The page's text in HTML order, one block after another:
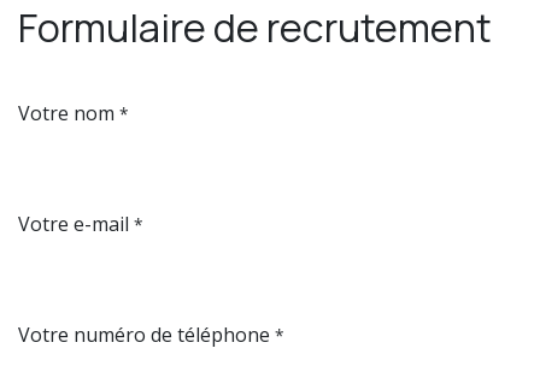
Formulaire de recrutement
Votre nom *
Votre e-mail *
Votre numéro de téléphone *